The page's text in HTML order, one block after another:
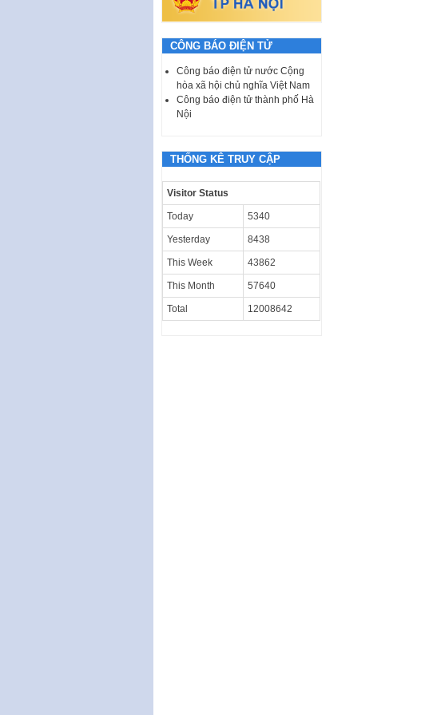
CÔNG BÁO ĐIỆN TỬ
Công báo điện tử nước Cộng
hòa xã hội chủ nghĩa Việt Nam
Công báo điện tử thành phố Hà
Nội
THỐNG KÊ TRUY CẬP
Visitor Status
Today 5340
Yesterday 8438
This Week 43862
This Month 57640
Total 12008642